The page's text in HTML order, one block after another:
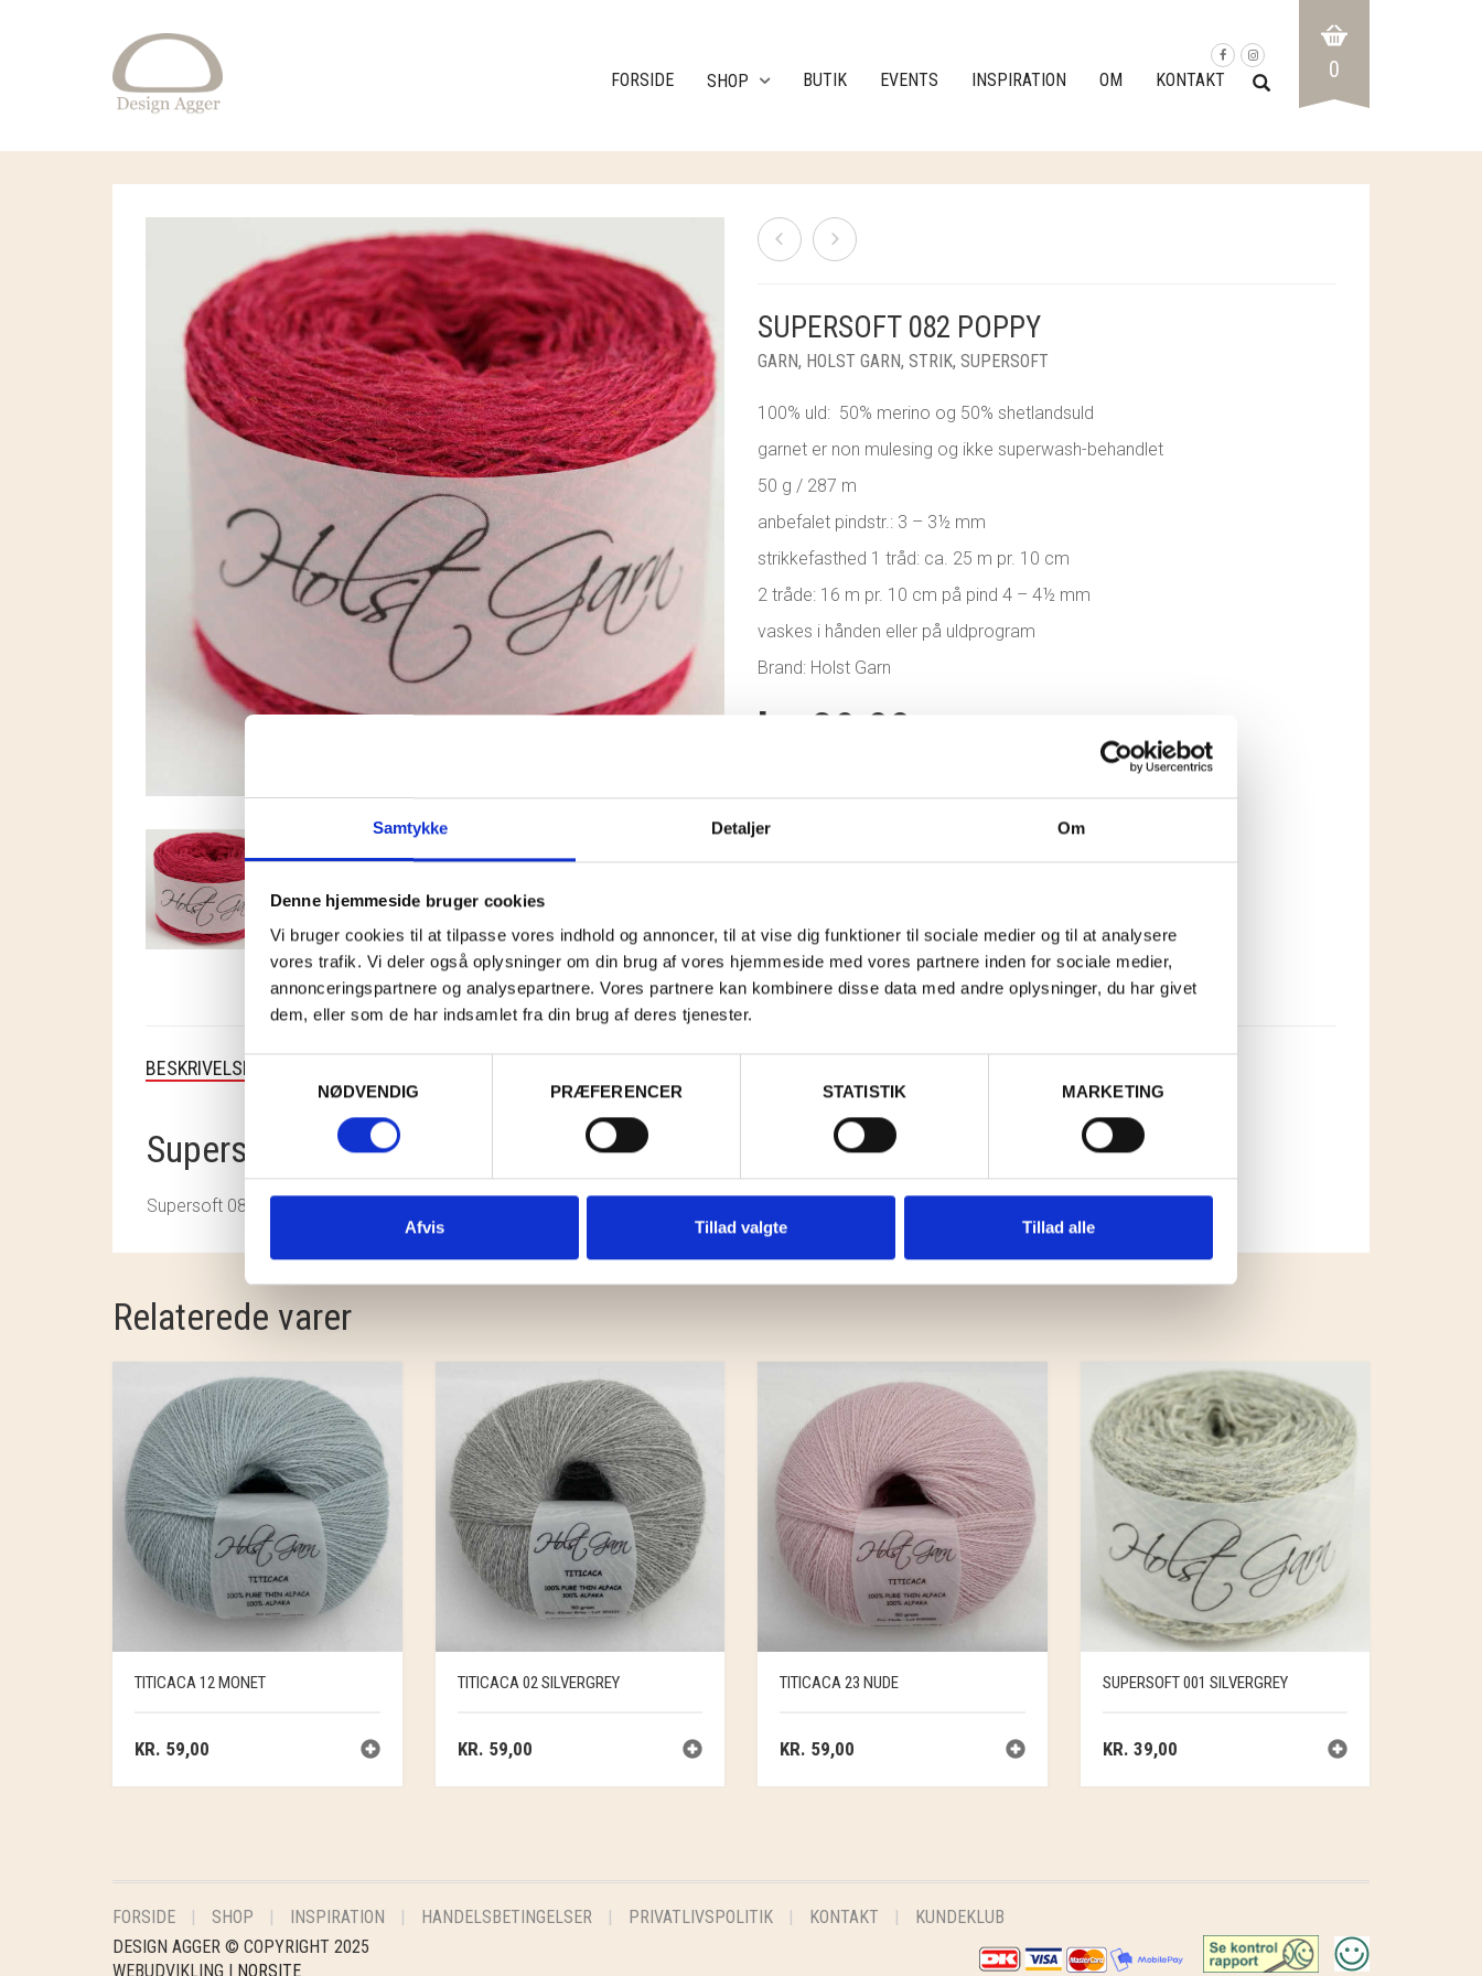
Samtykke Detaljer Om
Denne hjemmeside bruger cookies
Vi bruger cookies til at tilpasse vores indhold og annoncer, til at vise dig funktioner til sociale medier og til at analysere
vores trafik. Vi deler også oplysninger om din brug af vores hjemmeside med vores partnere inden for sociale medier,
annonceringspartnere og analysepartnere. Vores partnere kan kombinere disse data med andre oplysninger, du har givet
dem, eller som de har indsamlet fra din brug af deres tjenester.
Samtykkevalg
NØDVENDIG
PRÆFERENCER STATISTIK MARKETING
Afvis Tillad valgte Tillad alle
FORSIDE SHOP BUTIK EVENTS INSPIRATION OM KONTAKT 0
SUPERSOFT 082 POPPY
GARN, HOLST GARN, STRIK, SUPERSOFT
100% uld: 50% merino og 50% shetlandsuld
garnet er non mulesing og ikke superwash-behandlet
50 g / 287 m
anbefalet pindstr.: 3 – 3½ mm
strikkefasthed 1 tråd: ca. 25 m pr. 10 cm
2 tråde: 16 m pr. 10 cm på pind 4 – 4½ mm
vaskes i hånden eller på uldprogram
Brand: Holst Garn
kr. 39,00
082
POPPY
BESKRIVELSE
Supersoft 082 Poppy
Supersoft 082 Poppy
Relaterede varer
TITICACA 12 MONET
KR. 59,00
TITICACA 02 SILVERGREY
KR. 59,00
TITICACA 23 NUDE
KR. 59,00
SUPERSOFT 001 SILVERGREY
KR. 39,00
FORSIDE SHOP INSPIRATION HANDELSBETINGELSER PRIVATLIVSPOLITIK KONTAKT
KUNDEKLUB
DESIGN AGGER © COPYRIGHT 2025
WEBUDVIKLING | NORSITE